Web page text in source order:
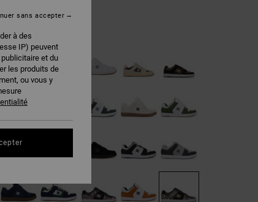
Print
à des
IP) peuvent
et du
les produits de
ou vous y
sans accepter